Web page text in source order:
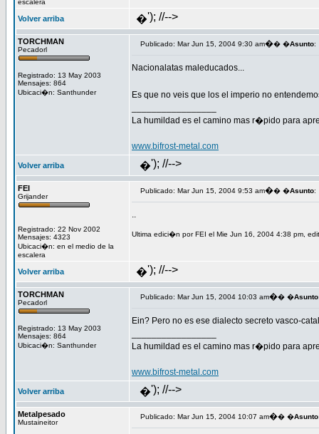
escalera
Volver arriba �'); //-->
TORCHMAN
Pecadorl
Registrado: 13 May 2003
Mensajes: 864
Ubicaci�n: Santhunder
Publicado: Mar Jun 15, 2004 9:30 am�� �Asunto:
Nacionalatas maleducados...
Es que no veis que los el imperio no
La humildad es el camino mas r�pido para
www.bifrost-metal.com
Volver arriba �'); //-->
FEI
Grijander
Registrado: 22 Nov 2002
Mensajes: 4323
Ubicaci�n: en el medio de la
escalera
Publicado: Mar Jun 15, 2004 9:53 am�� �Asunto:
..
Ultima edici�n por FEI el Mie Jun 16, 2004 4:38 pm,
Volver arriba �'); //-->
TORCHMAN
Pecadorl
Registrado: 13 May 2003
Mensajes: 864
Ubicaci�n: Santhunder
Publicado: Mar Jun 15, 2004 10:03 am�� �Asunto
Ein? Pero no es ese dialecto secreto vasco-
La humildad es el camino mas r�pido para
www.bifrost-metal.com
Volver arriba �'); //-->
Metalpesado
Mustaineitor
Publicado: Mar Jun 15, 2004 10:07 am�� �Asunto